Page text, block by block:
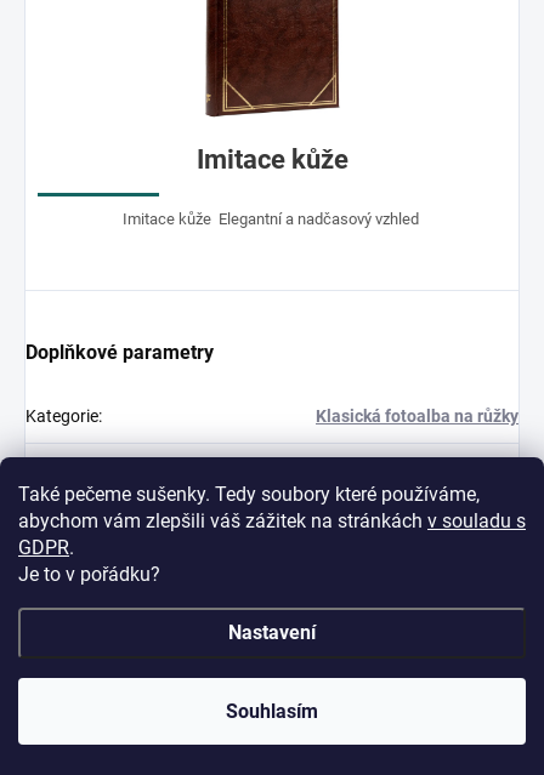
Také pečeme sušenky. Tedy soubory které používáme,
abychom vám zlepšili váš zážitek na stránkách v souladu s
GDPR.
Je to v pořádku?
Nastavení
Souhlasím
🔥 Vinylová alba ve slevě až -68 %! Dopřejte svým
Imitace kůže
Imitace kůže Elegantní a nadčasový vzhled
Doplňkové parametry
Kategorie: Klasická fotoalba na růžky
Barva: Modrá; Béžová,Béžová; Béžová
Formát fotky:
Způsob vkládání foto: Fotorohový
Dětský